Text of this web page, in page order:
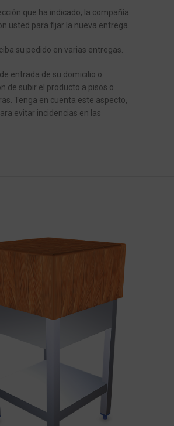
que ha indicado, la compañía
usted para fijar la nueva entrega.
su pedido en varias entregas.
entrada de su domicilio o
de subir el producto a pisos o
Tenga en cuenta este aspecto,
evitar incidencias en las